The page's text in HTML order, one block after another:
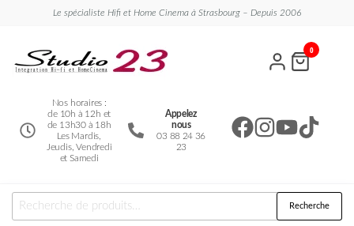
Le spécialiste Hifi et Home Cinema à Strasbourg – Depuis 2006
Nos horaires :
de 10h à 12h et
de 13h30 à 18h
Les Mardis,
Jeudis, Vendredi
et Samedi
Appelez
nous
03 88 24 36
23
0
Recherche